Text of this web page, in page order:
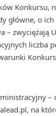
Konkursu,
główne, o
– zwyciężają
liczba
–
na